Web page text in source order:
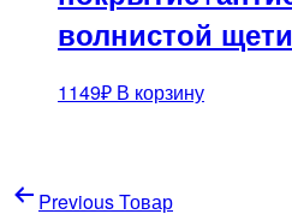
волнистой
1149₽ В корзину
Навигация
Previous Товар